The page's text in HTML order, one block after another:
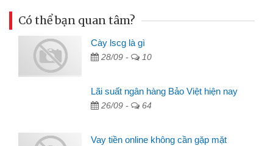
Có thể bạn quan tâm?
Cày lscg là gì
28/09 - 10
Lãi suất ngân hàng Bảo Việt hiện nay
26/09 - 64
Vay tiền online không cần gặp mặt